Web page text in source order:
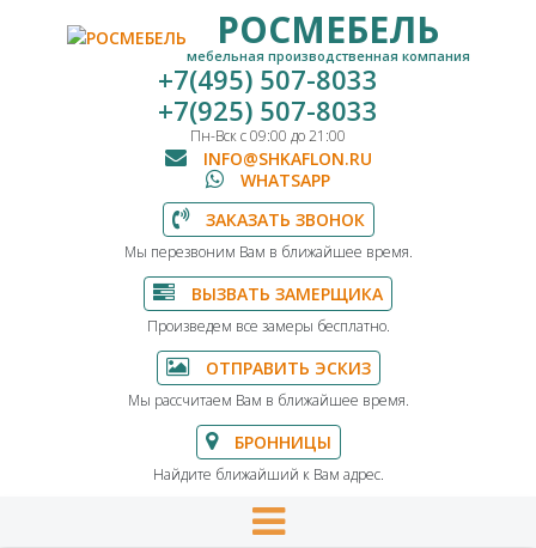
РОСМЕБЕЛЬ
мебельная производственная компания
+7(495) 507-8033
+7(925) 507-8033
Пн-Вск с 09:00 до 21:00
INFO@SHKAFLON.RU
WHATSAPP
ЗАКАЗАТЬ ЗВОНОК
Мы перезвоним Вам в ближайшее время.
ВЫЗВАТЬ ЗАМЕРЩИКА
Произведем все замеры бесплатно.
ОТПРАВИТЬ ЭСКИЗ
Мы рассчитаем Вам в ближайшее время.
БРОННИЦЫ
Найдите ближайший к Вам адрес.